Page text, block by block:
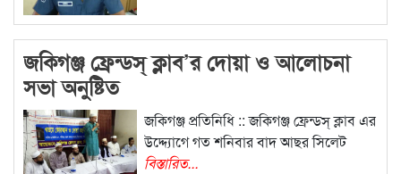
জকিগঞ্জ ফ্রেন্ডস্ ক্লাব’র দোয়া ও আলোচনা
সভা অনুষ্টিত
জকিগঞ্জ প্রতিনিধি :: জকিগঞ্জ ফ্রেন্ডস্ ক্লাব এর
উদ্দ্যোগে গত শনিবার বাদ আছর সিলেট
বিস্তারিত...